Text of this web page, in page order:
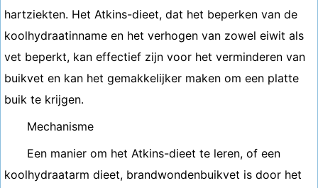
hartziekten. Het Atkins-dieet, dat het beperken van de
koolhydraatinname en het verhogen van zowel eiwit als
vet beperkt, kan effectief zijn voor het verminderen van
buikvet en kan het gemakkelijker maken om een platte
buik te krijgen.
Mechanisme
Een manier om het Atkins-dieet te leren, of een
koolhydraatarm dieet, brandwondenbuikvet is door het